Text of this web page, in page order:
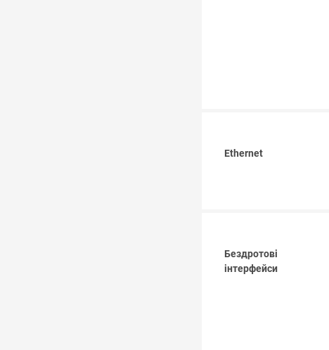
Ethernet
Бездротові
інтерфейси